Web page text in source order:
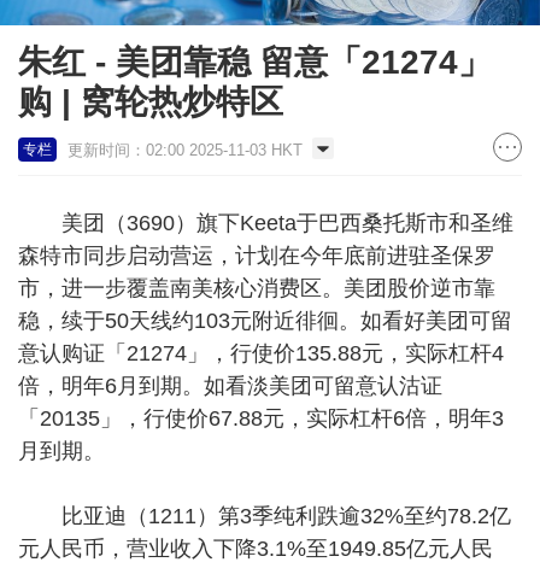
朱红 - 美团靠稳 留意「21274」
购 | 窝轮热炒特区
专栏 更新时间：02:00 2025-11-03 HKT
美团（3690）旗下Keeta于巴西桑托斯市和圣维
森特市同步启动营运，计划在今年底前进驻圣保罗
市，进一步覆盖南美核心消费区。美团股价逆市靠
稳，续于50天线约103元附近徘徊。如看好美团可留
意认购证「21274」，行使价135.88元，实际杠杆4
倍，明年6月到期。如看淡美团可留意认沽证
「20135」，行使价67.88元，实际杠杆6倍，明年3
月到期。
比亚迪（1211）第3季纯利跌逾32%至约78.2亿
元人民币，营业收入下降3.1%至1949.85亿元人民